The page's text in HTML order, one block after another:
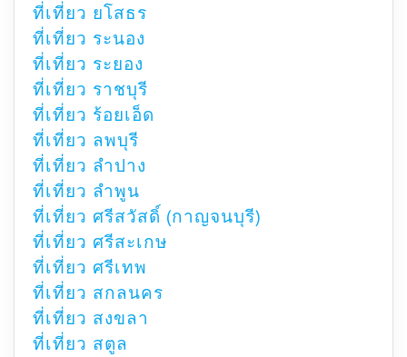
ที่เที่ยว ยโสธร
ที่เที่ยว ระนอง
ที่เที่ยว ระยอง
ที่เที่ยว ราชบุรี
ที่เที่ยว ร้อยเอ็ด
ที่เที่ยว ลพบุรี
ที่เที่ยว ลำปาง
ที่เที่ยว ลำพูน
ที่เที่ยว ศรีสวัสดิ์ (กาญจนบุรี)
ที่เที่ยว ศรีสะเกษ
ที่เที่ยว ศรีเทพ
ที่เที่ยว สกลนคร
ที่เที่ยว สงขลา
ที่เที่ยว สตูล